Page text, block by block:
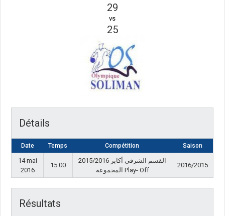
29
vs
25
Détails
Date Temps Compétition Saison
14 mai
2016
15:00
القسم الشرفي أكابر 2015/2016
المجموعة Play- Off
2016/2015
Résultats